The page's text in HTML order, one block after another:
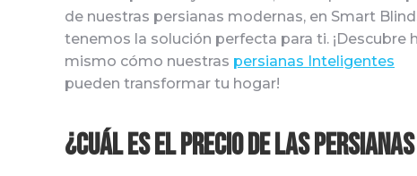
de nuestras persianas modernas, en Smart
tenemos la solución perfecta para ti. ¡Descubre
mismo cómo nuestras persianas Inteligentes
pueden transformar tu hogar!
¿Cuál es el precio de las